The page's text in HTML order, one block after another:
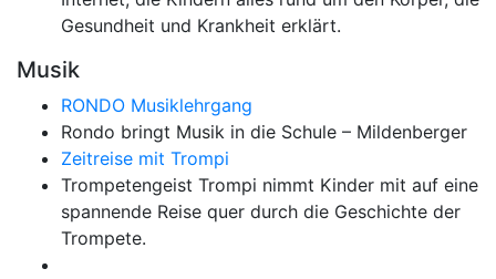
Gesundheit und Krankheit erklärt.
Musik
RONDO Musiklehrgang
Rondo bringt Musik in die Schule – Mildenberger
Zeitreise mit Trompi
Trompetengeist Trompi nimmt Kinder mit auf eine
spannende Reise quer durch die Geschichte der
Trompete.